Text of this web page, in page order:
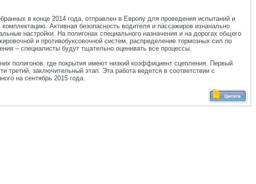
в конце 2014 года, отправлен в Европу для проведения испытаний и
Активная безопасность водителя и пассажиров изначально
настройки. На полигонах специального назначения и на дорогах общего
и противобуксовочной систем, распределение тормозных сил по
– специалисты будут тщательно оценивать все процессы.
полигонов, где покрытия имеют низкий коэффициент сцепления. Первый
заключительный этап. Эта работа ведется в соответствии с
на сентябрь 2015 года.